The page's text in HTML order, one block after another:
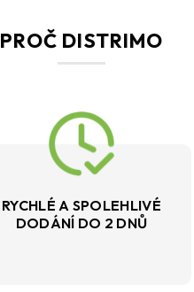
PROČ DISTRIMO
RYCHLÉ A SPOLEHLIVÉ
DODÁNÍ DO 2 DNŮ